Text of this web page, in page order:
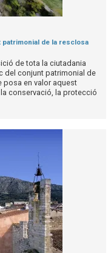
de la resclosa
de tota la ciutadania
del conjunt patrimonial de
posa en valor aquest
conservació, la protecció